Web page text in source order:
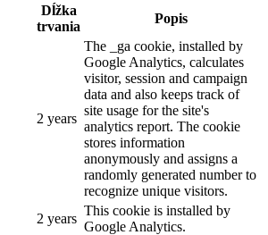
Dĺžka
trvania
Popis
2 years
The _ga cookie, installed by
Google Analytics, calculates
visitor, session and campaign
data and also keeps track of
site usage for the site's
analytics report. The cookie
stores information
anonymously and assigns a
randomly generated number to
recognize unique visitors.
2 years
This cookie is installed by
Google Analytics.